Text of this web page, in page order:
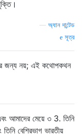
অ্যান দান্টেড
সূত্র
জন্য নয়; এই কথোপকথন
আমাদের মেয়ে ৩ 3. তিনি
বেশিরভাগ ভারতীয়